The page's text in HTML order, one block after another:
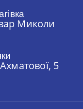
Миколи
5